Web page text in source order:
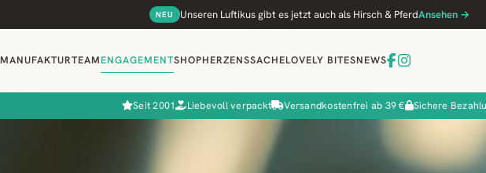
NEU Unseren Luftikus gibt es jetzt auch als Hirsch & PferdAnsehen →
MANUFAKTURTEAMENGAGEMENTSHOPHERZENSSACHELOVELY BITESNEWS
Seit 2001 Liebevoll verpackt Versandkostenfrei ab 39 € Sichere